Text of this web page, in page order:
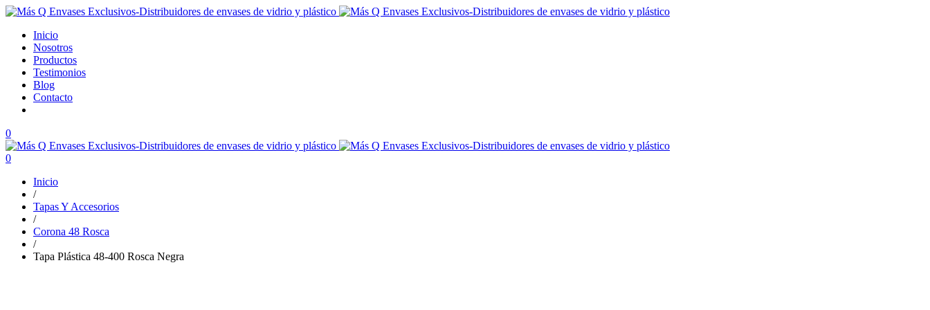
Inicio
Nosotros
Productos
Testimonios
Blog
Contacto
0
0
Inicio
/
Tapas Y Accesorios
/
Corona 48 Rosca
/
Tapa Plástica 48-400 Rosca Negra